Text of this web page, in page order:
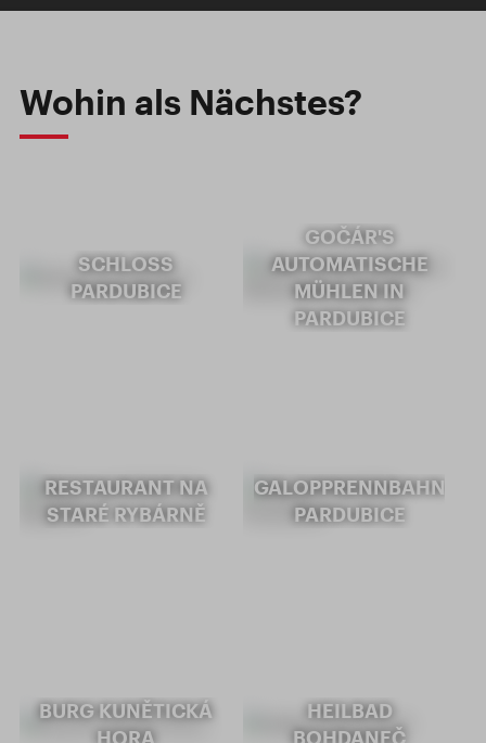
Wohin als Nächstes?
SCHLOSS
PARDUBICE
GOČÁR'S
AUTOMATISCHE
MÜHLEN IN
PARDUBICE
RESTAURANT NA
STARÉ RYBÁRNĚ
GALOPPRENNBAHN
PARDUBICE
BURG KUNĚTICKÁ
HORA
HEILBAD
BOHDANEČ